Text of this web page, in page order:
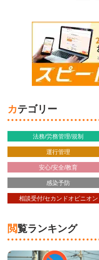
カテゴリー
法務/労務管理/規制
運行管理
安心/安全/教育
感染予防
相談受付/セカンドオピニオン
閲覧ランキング